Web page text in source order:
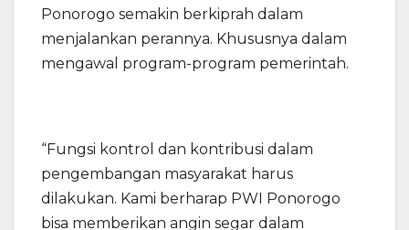
Ponorogo semakin berkiprah dalam
menjalankan perannya. Khususnya dalam
mengawal program-program pemerintah.
“Fungsi kontrol dan kontribusi dalam
pengembangan masyarakat harus
dilakukan. Kami berharap PWI Ponorogo
bisa memberikan angin segar dalam